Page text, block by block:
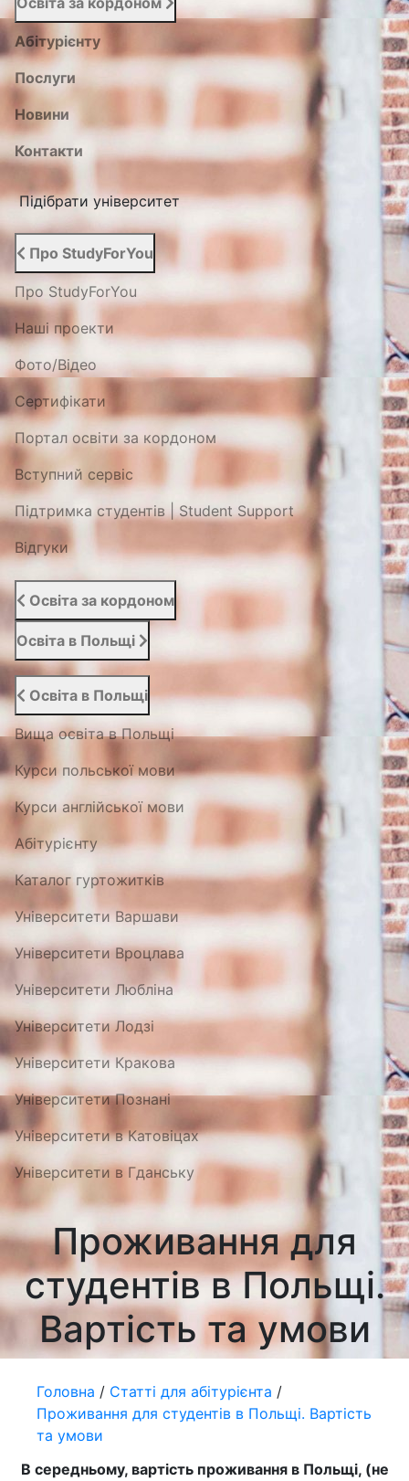
Абітурієнту
Послуги
Новини
Контакти
Підібрати університет
Про StudyForYou
Про StudyForYou
Наші проекти
Фото/Відео
Сертифікати
Портал освіти за кордоном
Вступний сервіс
Підтримка студентів | Student Support
Відгуки
Освіта за кордоном
Освіта в Польщі
Освіта в Польщі
Вища освіта в Польщі
Курси польської мови
Курси англійської мови
Абітурієнту
Каталог гуртожитків
Університети Варшави
Університети Вроцлава
Університети Любліна
Університети Лодзі
Університети Кракова
Університети Познані
Університети в Катовіцах
Університети в Гданську
Проживання для
студентів в Польщі.
Вартість та умови
Головна / Статті для абітурієнта /
Проживання для студентів в Польщі. Вартість
та умови
В середньому, вартість проживання в Польщі, (не